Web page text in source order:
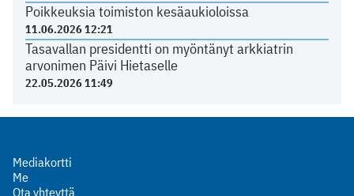
Poikkeuksia toimiston kesäaukioloissa
11.06.2026 12:21
Tasavallan presidentti on myöntänyt arkkiatrin
arvonimen Päivi Hietaselle
22.05.2026 11:49
Mediakortti
Me
Ota yhteyttä